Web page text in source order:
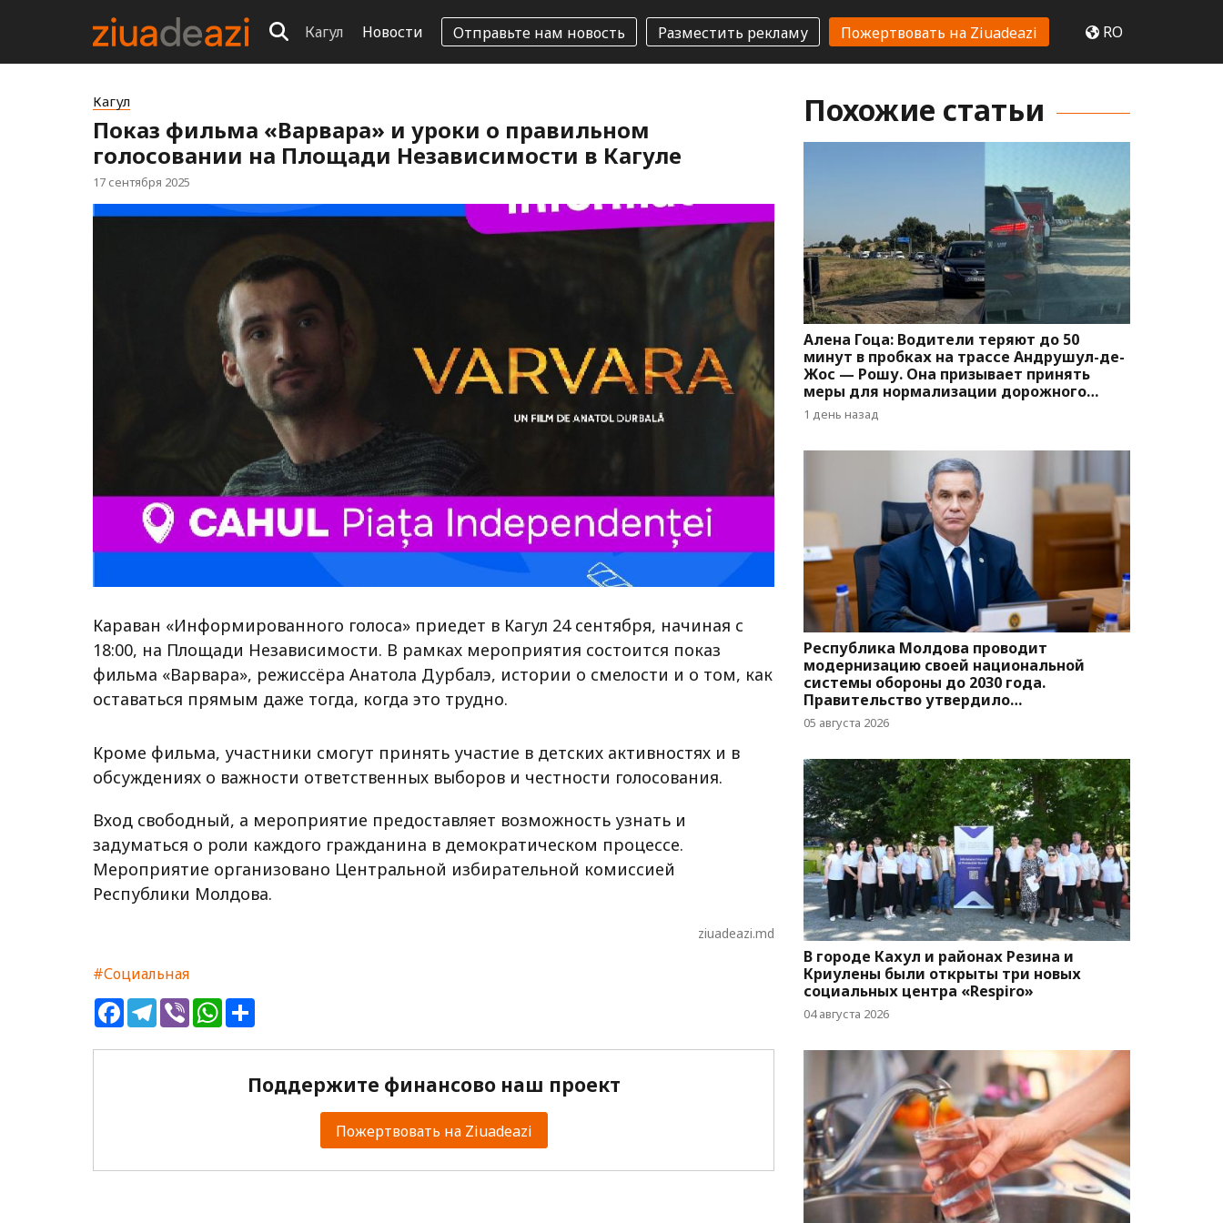
Кагул Новости Отправьте нам новость Разместить рекламу Пожертвовать на Ziuadeazi RO
Кагул
Показ фильма «Варвара» и уроки о правильном
голосовании на Площади Независимости в Кагуле
17 сентября 2025
Караван «Информированного голоса» приедет в Кагул 24 сентября, начиная с
18:00, на Площади Независимости. В рамках мероприятия состоится показ
фильма «Варвара», режиссёра Анатола Дурбалэ, истории о смелости и о том, как
оставаться прямым даже тогда, когда это трудно.
Кроме фильма, участники смогут принять участие в детских активностях и в
обсуждениях о важности ответственных выборов и честности голосования.
Вход свободный, а мероприятие предоставляет возможность узнать и
задуматься о роли каждого гражданина в демократическом процессе.
Мероприятие организовано Центральной избирательной комиссией
Республики Молдова.
ziuadeazi.md
#Социальная
FacebookTelegram
ViberWhatsApp
Поддержите финансово наш проект
Пожертвовать на Ziuadeazi
Похожие статьи
Алена Гоца: Водители теряют до 50
минут в пробках на трассе Андрушул-де-
Жос — Рошу. Она призывает принять
меры для нормализации дорожного
движения
1 день назад
Республика Молдова проводит
модернизацию своей национальной
системы обороны до 2030 года.
Правительство утвердило
соответствующую программу
05 августа 2026
В городе Кахул и районах Резина и
Криулены были открыты три новых
социальных центра «Respiro»
04 августа 2026